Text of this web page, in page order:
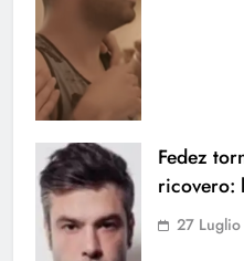
Fedez
ricovero:
27